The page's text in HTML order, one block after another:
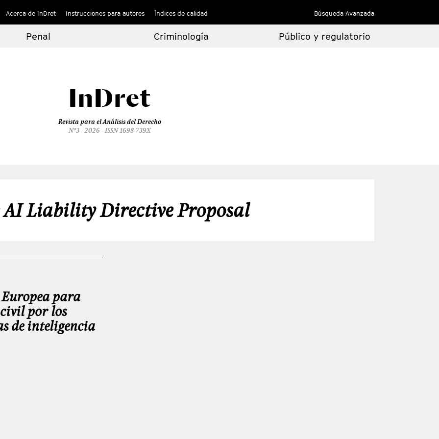
Acerca de InDret Instrucciones para autores Índices de calidad Búsqueda Avanzada
Penal Criminología Público y regulatorio
InDret
Revista para el Análisis del Derecho
Nº3 - 2026 - ISSN 1698-739X
AI Liability Directive Proposal
para
por los
de inteligencia